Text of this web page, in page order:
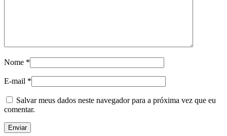
Nome *
E-mail *
Salvar meus dados neste navegador para a próxima vez que eu
comentar.